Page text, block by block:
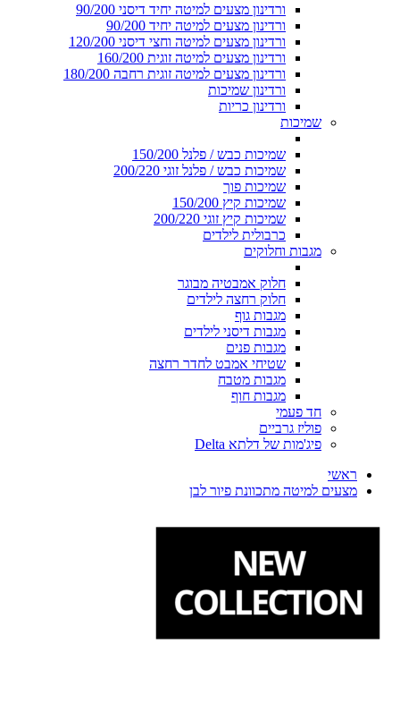
ורדינון מצעים למיטה יחיד דיסני 90/200
ורדינון מצעים למיטה יחיד 90/200
ורדינון מצעים למיטה וחצי דיסני 120/200
ורדינון מצעים למיטה זוגית 160/200
ורדינון מצעים למיטה זוגית רחבה 180/200
ורדינון שמיכות
ורדינון כריות
שמיכות
שמיכות כבש / פלנל 150/200
שמיכות כבש / פלנל זוגי 200/220
שמיכות פוך
שמיכות קיץ 150/200
שמיכות קיץ זוגי 200/220
כרבולית לילדים
מגבות וחלוקים
חלוק אמבטיה מבוגר
חלוק רחצה לילדים
מגבות גוף
מגבות דיסני לילדים
מגבות פנים
שטיחי אמבט לחדר רחצה
מגבות מטבח
מגבות חוף
חד פעמי
פוליז גרביים
פיג'מות של דלתא Delta
ראשי
מצעים למיטה מתכוונת פיור לבן